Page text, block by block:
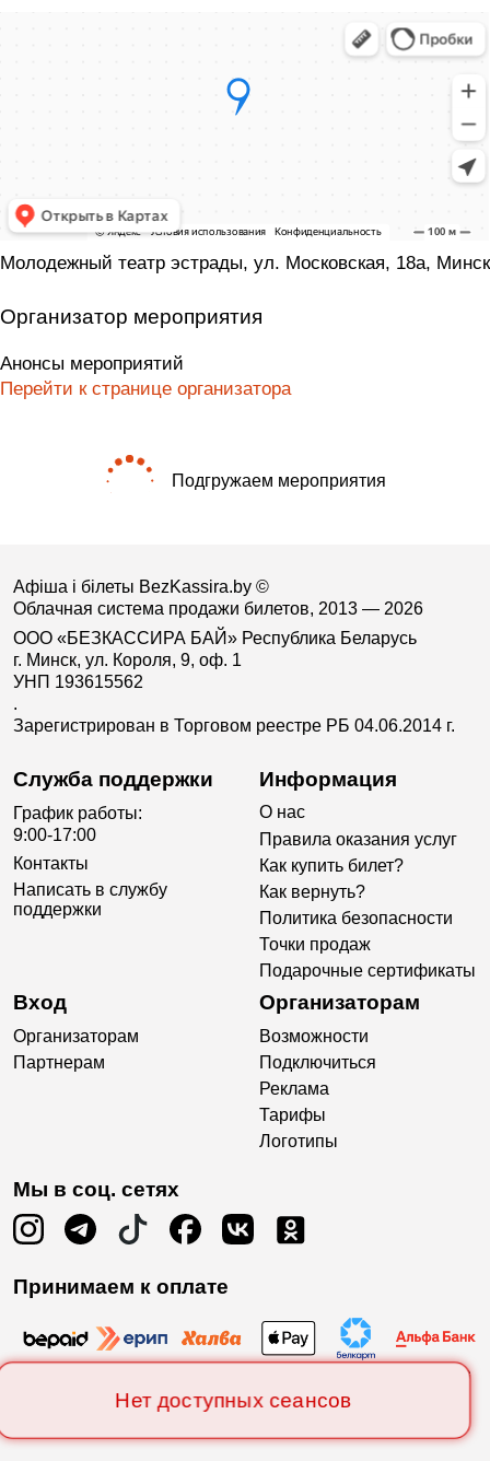
Нет доступных сеансов
Молодежный театр эстрады, ул. Московская, 18а, Минск
Организатор мероприятия
Анонсы мероприятий
Перейти к странице организатора
Подгружаем мероприятия
Афіша і білеты BezKassira.by ©
Облачная система продажи билетов, 2013 — 2026
ООО «БЕЗКАССИРА БАЙ» Республика Беларусь
г. Минск, ул. Короля, 9, оф. 1
УНП 193615562
.
Зарегистрирован в Торговом реестре РБ 04.06.2014 г.
Служба поддержки
График работы:
9:00-17:00
Контакты
Написать в службу
поддержки
Информация
О нас
Правила оказания услуг
Как купить билет?
Как вернуть?
Политика безопасности
Точки продаж
Подарочные сертификаты
Вход
Организаторам
Партнерам
Организаторам
Возможности
Подключиться
Реклама
Тарифы
Логотипы
Мы в соц. сетях
Принимаем к оплате